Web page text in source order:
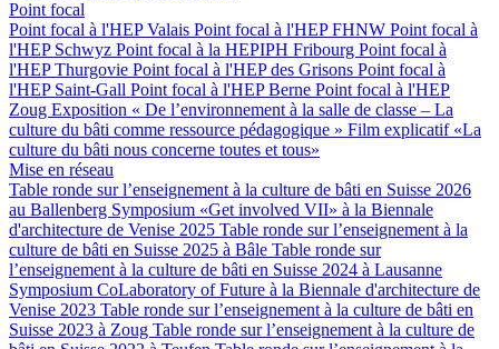
Point focal
Point focal à l'HEP Valais Point focal à l'HEP FHNW Point focal à
l'HEP Schwyz Point focal à la HEPIPH Fribourg Point focal à
l'HEP Thurgovie Point focal à l'HEP des Grisons Point focal à
l'HEP Saint-Gall Point focal à l'HEP Berne Point focal à l'HEP
Zoug Exposition « De l’environnement à la salle de classe – La
culture du bâti comme ressource pédagogique » Film explicatif «La
culture du bâti nous concerne toutes et tous»
Mise en réseau
Table ronde sur l’enseignement à la culture de bâti en Suisse 2026
au Ballenberg Symposium «Get involved VII» à la Biennale
d'architecture de Venise 2025 Table ronde sur l’enseignement à la
culture de bâti en Suisse 2025 à Bâle Table ronde sur
l’enseignement à la culture de bâti en Suisse 2024 à Lausanne
Symposium CoLaboratory of Future à la Biennale d'architecture de
Venise 2023 Table ronde sur l’enseignement à la culture de bâti en
Suisse 2023 à Zoug Table ronde sur l’enseignement à la culture de